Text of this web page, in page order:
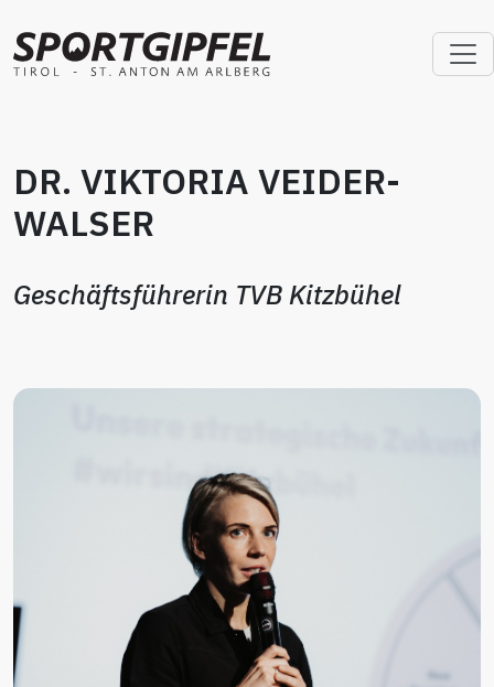
DR. VIKTORIA VEIDER-
WALSER
Geschäftsführerin TVB Kitzbühel